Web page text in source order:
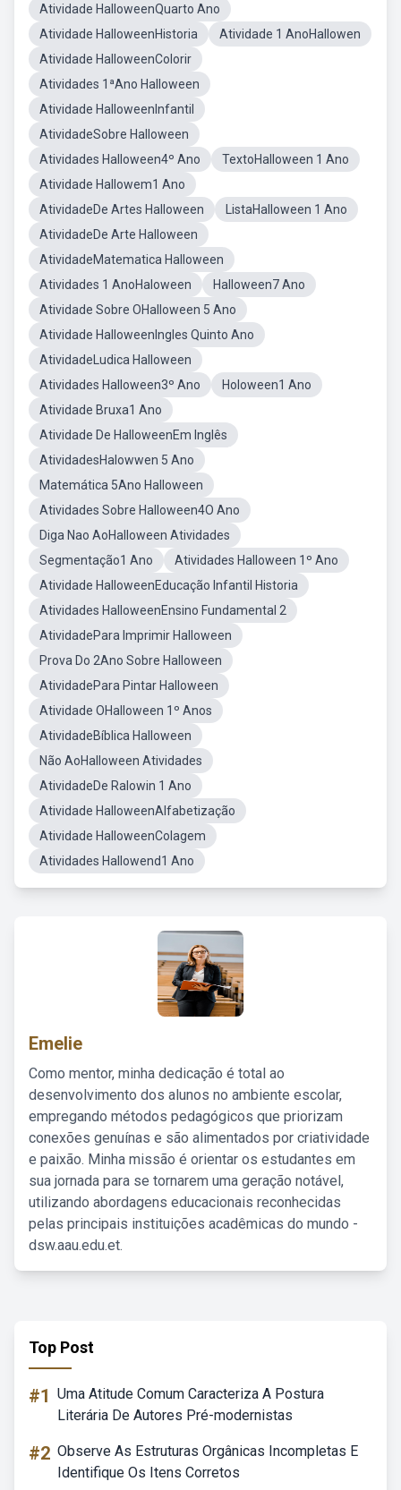
Atividade HalloweenQuarto Ano
Atividade HalloweenHistoria
Atividade 1 AnoHallowen
Atividade HalloweenColorir
Atividades 1ªAno Halloween
Atividade HalloweenInfantil
AtividadeSobre Halloween
Atividades Halloween4º Ano
TextoHalloween 1 Ano
Atividade Hallowem1 Ano
AtividadeDe Artes Halloween
ListaHalloween 1 Ano
AtividadeDe Arte Halloween
AtividadeMatematica Halloween
Atividades 1 AnoHaloween
Halloween7 Ano
Atividade Sobre OHalloween 5 Ano
Atividade HalloweenIngles Quinto Ano
AtividadeLudica Halloween
Atividades Halloween3º Ano
Holoween1 Ano
Atividade Bruxa1 Ano
Atividade De HalloweenEm Inglês
AtividadesHalowwen 5 Ano
Matemática 5Ano Halloween
Atividades Sobre Halloween4O Ano
Diga Nao AoHalloween Atividades
Segmentação1 Ano
Atividades Halloween 1º Ano
Atividade HalloweenEducação Infantil Historia
Atividades HalloweenEnsino Fundamental 2
AtividadePara Imprimir Halloween
Prova Do 2Ano Sobre Halloween
AtividadePara Pintar Halloween
Atividade OHalloween 1º Anos
AtividadeBíblica Halloween
Não AoHalloween Atividades
AtividadeDe Ralowin 1 Ano
Atividade HalloweenAlfabetização
Atividade HalloweenColagem
Atividades Hallowend1 Ano
Emelie
Como mentor, minha dedicação é total ao
desenvolvimento dos alunos no ambiente escolar,
empregando métodos pedagógicos que priorizam
conexões genuínas e são alimentados por criatividade
e paixão. Minha missão é orientar os estudantes em
sua jornada para se tornarem uma geração notável,
utilizando abordagens educacionais reconhecidas
pelas principais instituições acadêmicas do mundo -
dsw.aau.edu.et.
Top Post
#1 Uma Atitude Comum Caracteriza A Postura
Literária De Autores Pré-modernistas
#2 Observe As Estruturas Orgânicas Incompletas E
Identifique Os Itens Corretos